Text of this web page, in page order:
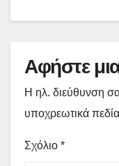
Αφήστε
Η ηλ. διεύθυνση
υποχρεωτικά
Σχόλιο *